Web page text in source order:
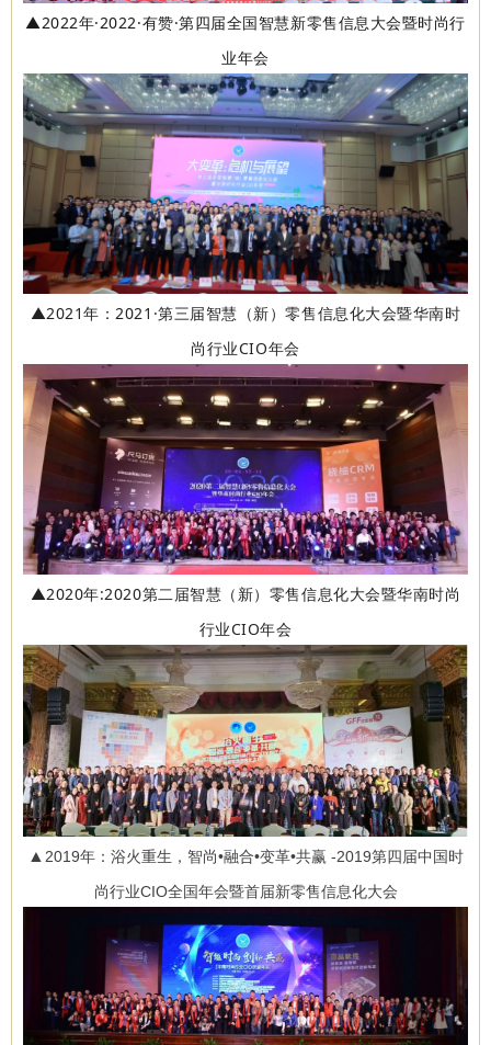
▲2022年·2022·有赞·第四届全国智慧新零售信息大会暨时尚行
业年会
▲2021年：2021 ·第三届智慧（新）零售信息化大会暨华南时
尚行业CIO年会
▲2020年:2020第二届智慧（新）零售信息化大会暨华南时尚
行业CIO年会
▲ 2019年：浴火重生，智尚•融合•变革•共赢 -2019第四届中国时
尚行业CIO全国年会暨首届新零售信息化大会